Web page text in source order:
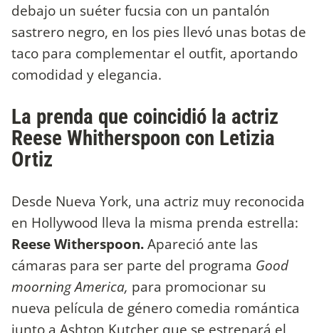
debajo un suéter fucsia con un pantalón
sastrero negro, en los pies llevó unas botas de
taco para complementar el outfit, aportando
comodidad y elegancia.
La prenda que coincidió la actriz
Reese Whitherspoon con Letizia
Ortiz
Desde Nueva York, una actriz muy reconocida
en Hollywood lleva la misma prenda estrella:
Reese Witherspoon.Apareció ante las
cámaras para ser parte del programa Good
moorning America, para promocionar su
nueva película de género comedia romántica
junto a Ashton Kutcher que se estrenará el